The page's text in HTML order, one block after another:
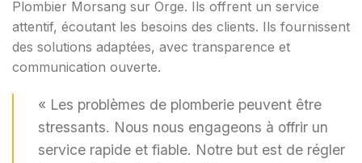
Plombier Morsang sur Orge. Ils offrent un service
attentif, écoutant les besoins des clients. Ils fournissent
des solutions adaptées, avec transparence et
communication ouverte.
« Les problèmes de plomberie peuvent être
stressants. Nous nous engageons à offrir un
service rapide et fiable. Notre but est de régler